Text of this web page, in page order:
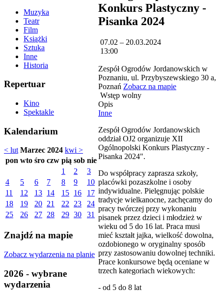
Muzyka
Teatr
Film
Książki
Sztuka
Inne
Historia
Repertuar
Kino
Spektakle
Kalendarium
< lut Marzec 2024 kwi >
pon wto śro czw pią sob nie
1
2
3
4
5 6 7 8 9
10
11
12 13 14 15 16
17
18
19 20 21 22 23
24
25
26 27 28 29 30 31
Znajdź na mapie
Zobacz wydarzenia na planie
2026 - wybrane
wydarzenia
Konkurs Plastyczny -
Pisanka 2024
07.02 – 20.03.2024
13:00
Zespół Ogrodów Jordanowskich w
Poznaniu, ul. Przybyszewskiego 30 a,
Poznań Zobacz na mapie
Wstęp wolny
Opis
Inne
Zespół Ogrodów Jordanowskich
oddział OJ2 organizuje XII
Ogólnopolski Konkurs Plastyczny -
Pisanka 2024".
Do współpracy zaprasza szkoły,
placówki pozaszkolne i osoby
indywidualne. Pielęgnując polskie
tradycje wielkanocne, zachęcamy do
pracy twórczej przy wykonaniu
pisanek przez dzieci i młodzież w
wieku od 5 do 16 lat. Praca musi
mieć kształt jajka, wielkość dowolna,
ozdobionego w oryginalny sposób
przy zastosowaniu dowolnej techniki.
Prace konkursowe będą oceniane w
trzech kategoriach wiekowych:
- od 5 do 8 lat